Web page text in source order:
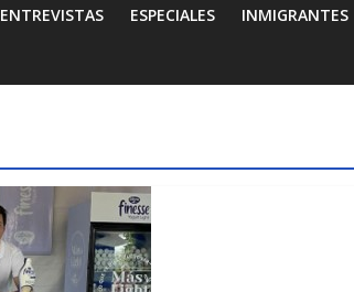
ENTREVISTAS ESPECIALES INMIGRANTES